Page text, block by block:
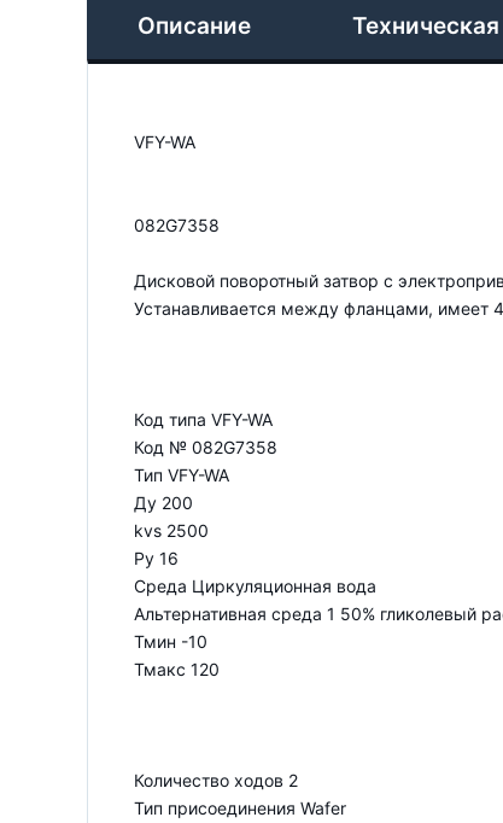
Описание
VFY-WA
082G7358
Дисковой поворотный затвор с
Устанавливается между фланцами, имеет
Код типа VFY-WA
Код № 082G7358
Тип VFY-WA
Ду 200
kvs 2500
Ру 16
Среда Циркуляционная вода
Альтернативная среда 1 50% гликолевый
Тмин -10
Тмакс 120
Количество ходов 2
Тип присоединения Wafer